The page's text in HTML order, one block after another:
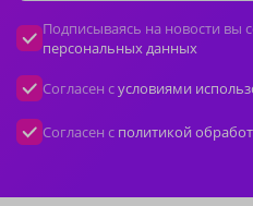
Подписываясь на новости вы
персональных данных
Согласен сусловиями
Согласен с политикой